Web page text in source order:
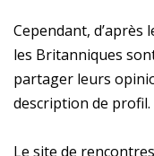
Cependant,
les Britanniques
partager leurs
description de profil.
Le site de